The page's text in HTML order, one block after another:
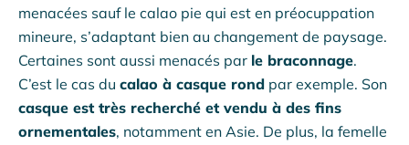
menacées sauf le calao pie qui est en préocuppation
mineure, s’adaptant bien au changement de paysage.
Certaines sont aussi menacés par le braconnage.
C’est le cas du calao à casque rond par exemple. Son
casque est très recherché et vendu à des fins
ornementales, notamment en Asie. De plus, la femelle